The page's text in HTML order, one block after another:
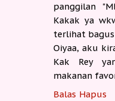
panggilan
Kakak ya
terlihat bagus
Oiyaa, aku
Kak Rey
makanan
Balas Hapus